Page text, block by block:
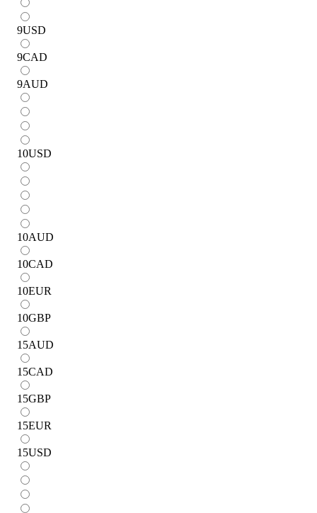
9USD
9CAD
9AUD
10USD
10AUD
10CAD
10EUR
10GBP
15AUD
15CAD
15GBP
15EUR
15USD